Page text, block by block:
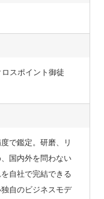
心に担って頂く方
、IPOコンサルタ
業成長している組
せることに関与で
スポイント御徒
で鑑定。研磨、リ
国内外を問わない
自社で完結できる
自のビジネスモデ